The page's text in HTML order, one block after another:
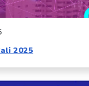
2025